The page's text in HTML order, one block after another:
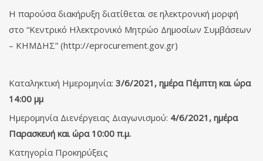
Η παρούσα διακήρυξη διατίθεται σε ηλεκτρονική μορφή
στο “Κεντρικό Ηλεκτρονικό Μητρώο Δημοσίων Συμβάσεων
– ΚΗΜΔΗΣ” (http://eprocurement.gov.gr)
Καταληκτική Ημερομηνία: 3/6/2021, ημέρα Πέμπτη και ώρα
14:00 μμ
Ημερομηνία Διενέργειας Διαγωνισμού: 4/6/2021, ημέρα
Παρασκευή και ώρα 10:00 π.μ.
Κατηγορία Προκηρύξεις